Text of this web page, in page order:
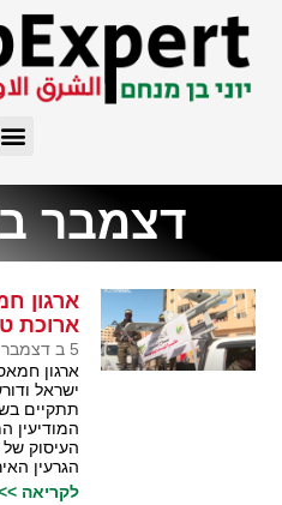
דצמבר ב5,
ארגון
ארוכת
5 ב דצמבר 2021
ארגון
ישראל
תתקיים
המודיעין
העיסוק
הגרעין
לקריאה